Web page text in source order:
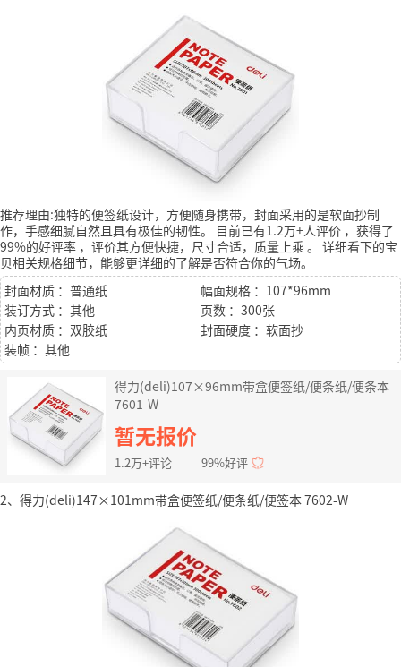
推荐理由:独特的便签纸设计，方便随身携带，封面采用的是软面抄制
作，手感细腻自然且具有极佳的韧性。
目前已有1.2万+人评价 ，获得了
99%的好评率 ，评价其方便快捷，尺寸合适，质量上乘 。 详细看下的宝
贝相关规格细节，能够更详细的了解是否符合你的气场。
封面材质 ：普通纸
幅面规格 ：107*96mm
装订方式 ：其他
页数 ：300张
内页材质 ：双胶纸
封面硬度 ：软面抄
装帧 ：其他
得力(deli)107×96mm带盒便签纸/便条纸/便条本
7601-W
暂无报价
1.2万+评论 99%好评
2、得力(deli)147×101mm带盒便签纸/便条纸/便签本 7602-W